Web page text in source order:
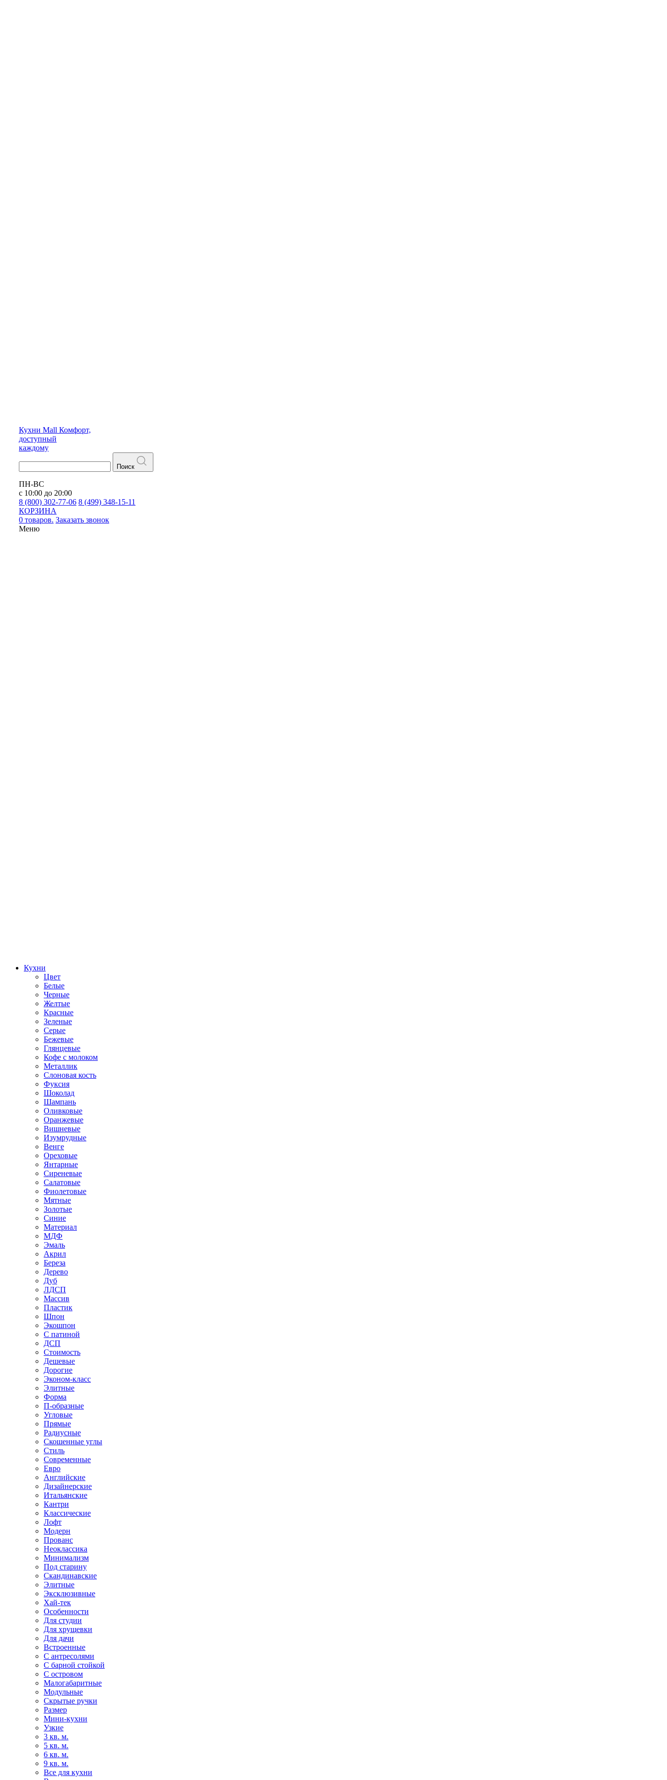
Кухни Mall Комфорт,
доступный
каждому
Поиск
ПН-ВС
с 10:00 до 20:00
8 (800) 302-77-06 8 (499) 348-15-11
КОРЗИНА
0 товаров. Заказать звонок
Меню
Кухни
Цвет
Белые
Черные
Желтые
Красные
Зеленые
Серые
Бежевые
Глянцевые
Кофе с молоком
Металлик
Слоновая кость
Фуксия
Шоколад
Шампань
Оливковые
Оранжевые
Вишневые
Изумрудные
Венге
Ореховые
Янтарные
Сиреневые
Салатовые
Фиолетовые
Мятные
Золотые
Синие
Материал
МДФ
Эмаль
Акрил
Береза
Дерево
Дуб
ЛДСП
Массив
Пластик
Шпон
Экошпон
С патиной
ДСП
Стоимость
Дешевые
Дорогие
Эконом-класс
Элитные
Форма
П-образные
Угловые
Прямые
Радиусные
Скошенные углы
Стиль
Современные
Евро
Английские
Дизайнерские
Итальянские
Кантри
Классические
Лофт
Модерн
Прованс
Неоклассика
Минимализм
Под старину
Скандинавские
Элитные
Эксклюзивные
Хай-тек
Особенности
Для студии
Для хрущевки
Для дачи
Встроенные
С антресолями
С барной стойкой
С островом
Малогабаритные
Модульные
Скрытые ручки
Размер
Мини-кухни
Узкие
3 кв. м.
5 кв. м.
6 кв. м.
9 кв. м.
Все для кухни